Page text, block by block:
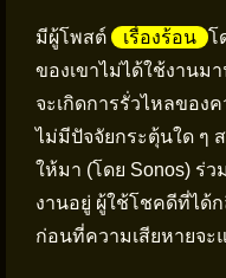
มีผู้โพสต์ เรื่องร้อน โ
ของเขาไม่ได้ใช้งานม
จะเกิดการรั่วไหลของ
ไม่มีปัจจัยกระตุ้นใด ๆ
ให้มา (โดย Sonos) ร่ว
งานอยู่ ผู้ใช้โชคดีที่ได้
ก่อนที่ความเสียหายจะ